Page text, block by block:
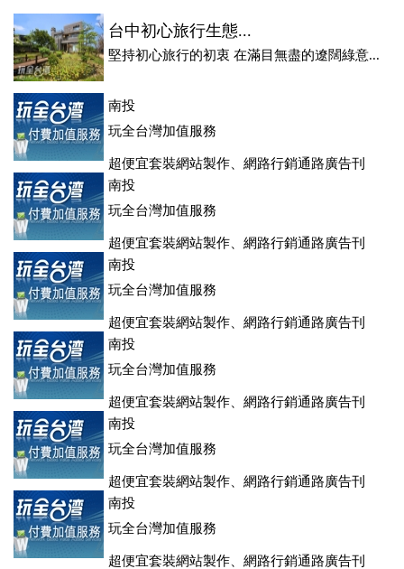
台中初心旅行生態...
堅持初心旅行的初衷 在滿目無盡的遼闊綠意...
南投
玩全台灣加值服務
超便宜套裝網站製作、網路行銷通路廣告刊
登、訂房系統、客房委託旅行社銷售，全面優惠中....
南投
玩全台灣加值服務
超便宜套裝網站製作、網路行銷通路廣告刊
登、訂房系統、客房委託旅行社銷售，全面優惠中....
南投
玩全台灣加值服務
超便宜套裝網站製作、網路行銷通路廣告刊
登、訂房系統、客房委託旅行社銷售，全面優惠中....
南投
玩全台灣加值服務
超便宜套裝網站製作、網路行銷通路廣告刊
登、訂房系統、客房委託旅行社銷售，全面優惠中....
南投
玩全台灣加值服務
超便宜套裝網站製作、網路行銷通路廣告刊
登、訂房系統、客房委託旅行社銷售，全面優惠中....
南投
玩全台灣加值服務
超便宜套裝網站製作、網路行銷通路廣告刊